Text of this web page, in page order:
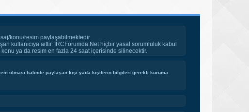
konu/resim paylaşabilmektedir.
kullanıcıya aittir. IRCForumda.Net hiçbir yasal sorumluluk kabul
ya da resim en fazla 24 saat içerisinde silinecektir.
olması halinde paylaşan kişi yada kişilerin bilgileri gerekli kuruma